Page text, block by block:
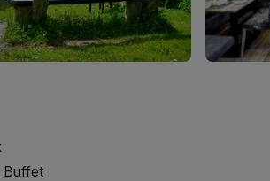
Buffet